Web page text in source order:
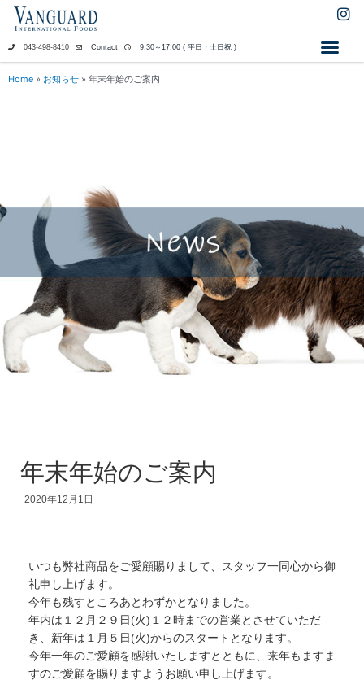
ス
キ
I
043-498-8410 Contact 9:30～17:00 ( 平日・土日祝 )
Home » お知らせ » 年末年始のご案内
年末年始のご案内
2020年12月1日
いつも弊社商品をご愛顧賜りまして、スタッフ一同心から御
礼申し上げます。
今年も残すところあとわずかとなりました。
年内は１２月２９日(火)１２時までの営業とさせていただ
き、新年は１月５日(火)からのスタートとなります。
今年一年のご愛顧を感謝いたしますとともに、来年もますま
すのご愛顧を賜りますようお願い申し上げます。